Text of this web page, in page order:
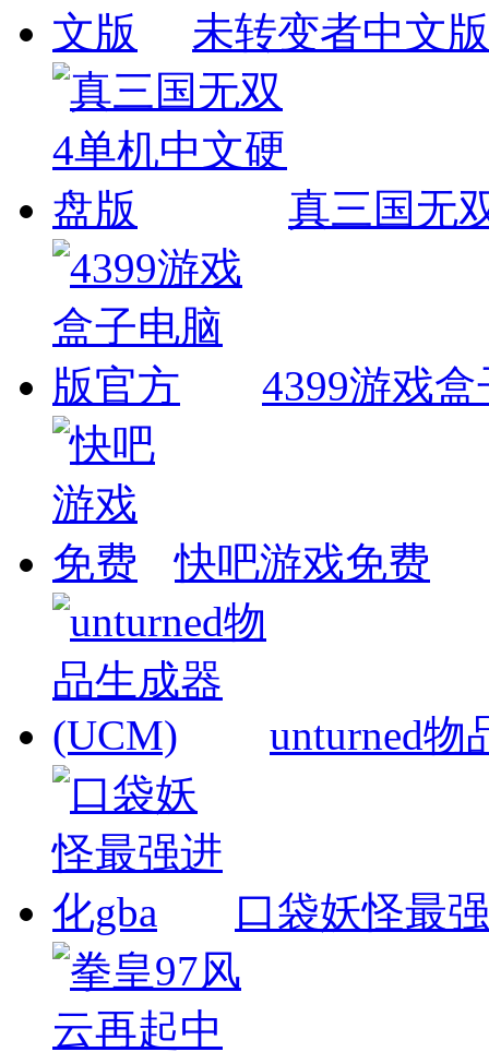
未转变者中文版
真三国无
4399游戏
快吧游戏免费
unturned物
口袋妖怪最